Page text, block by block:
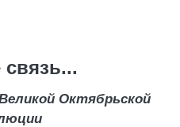
Октябрьской